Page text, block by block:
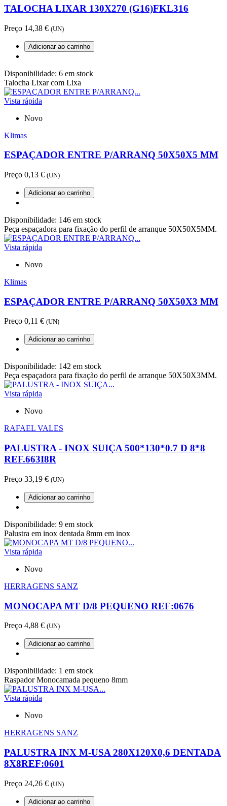
TALOCHA LIXAR 130X270 (G16)FKL316
Preço 14,38 € (UN)
Adicionar ao carrinho
Disponibilidade: 6 em stock
Talocha Lixar com Lixa
Vista rápida
Novo
Klimas
ESPAÇADOR ENTRE P/ARRANQ 50X50X5 MM
Preço 0,13 € (UN)
Adicionar ao carrinho
Disponibilidade: 146 em stock
Peça espaçadora para fixação do perfil de arranque 50X50X5MM.
Vista rápida
Novo
Klimas
ESPAÇADOR ENTRE P/ARRANQ 50X50X3 MM
Preço 0,11 € (UN)
Adicionar ao carrinho
Disponibilidade: 142 em stock
Peça espaçadora para fixação do perfil de arranque 50X50X3MM.
Vista rápida
Novo
RAFAEL VALES
PALUSTRA - INOX SUIÇA 500*130*0.7 D 8*8
REF.663I8R
Preço 33,19 € (UN)
Adicionar ao carrinho
Disponibilidade: 9 em stock
Palustra em inox dentada 8mm em inox
Vista rápida
Novo
HERRAGENS SANZ
MONOCAPA MT D/8 PEQUENO REF:0676
Preço 4,88 € (UN)
Adicionar ao carrinho
Disponibilidade: 1 em stock
Raspador Monocamada pequeno 8mm
Vista rápida
Novo
HERRAGENS SANZ
PALUSTRA INX M-USA 280X120X0,6 DENTADA
8X8REF:0601
Preço 24,26 € (UN)
Adicionar ao carrinho